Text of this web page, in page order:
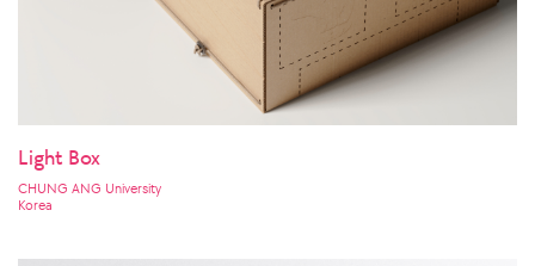
Light Box
CHUNG ANG University
Korea